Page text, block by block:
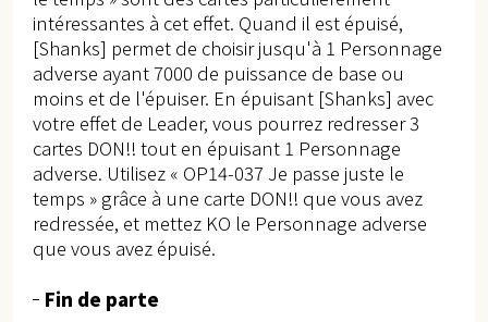
intéressantes à cet effet. Quand il est épuisé,
[Shanks] permet de choisir jusqu'à 1 Personnage
adverse ayant 7000 de puissance de base ou
moins et de l'épuiser. En épuisant [Shanks] avec
votre effet de Leader, vous pourrez redresser 3
cartes DON!! tout en épuisant 1 Personnage
adverse. Utilisez « OP14-037 Je passe juste le
temps » grâce à une carte DON!! que vous avez
redressée, et mettez KO le Personnage adverse
que vous avez épuisé.
Fin de parte